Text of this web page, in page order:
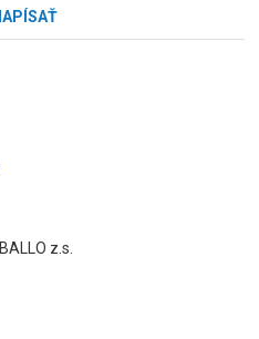
z.s.